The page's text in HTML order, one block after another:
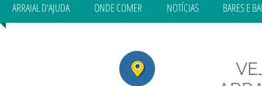
ARRAIAL D'AJUDA ONDE COMER NOTÍCIAS BARES E